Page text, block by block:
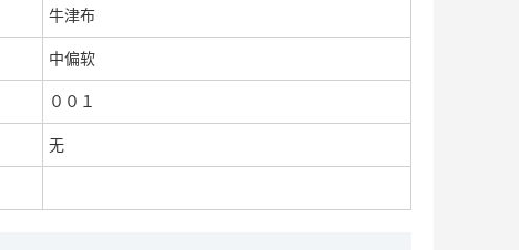
牛津布
中偏软
００１
无